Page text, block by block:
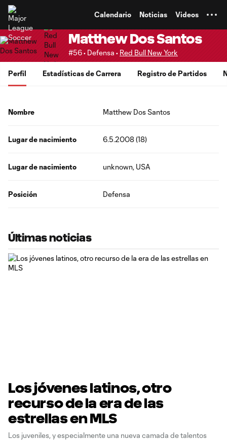
Calendario Noticias Videos
Matthew Dos Santos
#56 • Defensa • Red Bull New York
Perfil Estadísticas de Carrera Registro de Partidos
Nombre Matthew Dos Santos
Lugar de nacimiento 6.5.2008 (18)
Lugar de nacimiento unknown, USA
Posición Defensa
Últimas noticias
Los jóvenes latinos, otro
recurso de la era de las
estrellas en MLS
Los juveniles, y especialmente una nueva camada de talentos